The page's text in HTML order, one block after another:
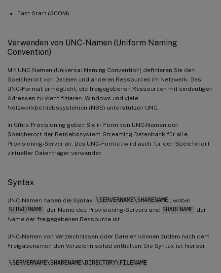
Fast Start (3COM)
Verwenden von UNC-Namen (Uniform Naming
Convention)
Mit UNC-Namen (Universal Naming Convention) definieren Sie den
Speicherort von Dateien und anderen Ressourcen im Netzwerk. Das
UNC-Format ermöglicht, die freigegebenen Ressourcen mit eindeutigen
Adressen zu identifizieren. Windows und viele
Netzwerkbetriebssystemen (NBS) unterstützen UNC.
In Citrix Provisioning geben Sie in Form von UNC-Namen den
Speicherort der Betriebssystem-Streaming-Datenbank für alle
Provisioning-Server an. Das UNC-Format wird auch für den Speicherort
virtueller Datenträger verwendet.
Syntax
UNC-Namen haben die Syntax \SERVERNAME\SHARENAME
, wobei
SERVERNAME der Name des Provisioning-Servers und SHARENAME der
Name der freigegebenen Ressource ist.
UNC-Namen von Verzeichnissen oder Dateien können zudem nach dem
Freigabenamen den Verzeichnispfad enthalten. Die Syntax ist hierbei:
\SERVERNAME\SHARENAME\DIRECTORY\FILENAME